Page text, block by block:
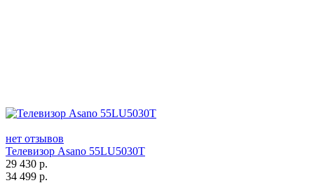
нет отзывов
Телевизор Asano 55LU5030T
29 430 р.
34 499 р.